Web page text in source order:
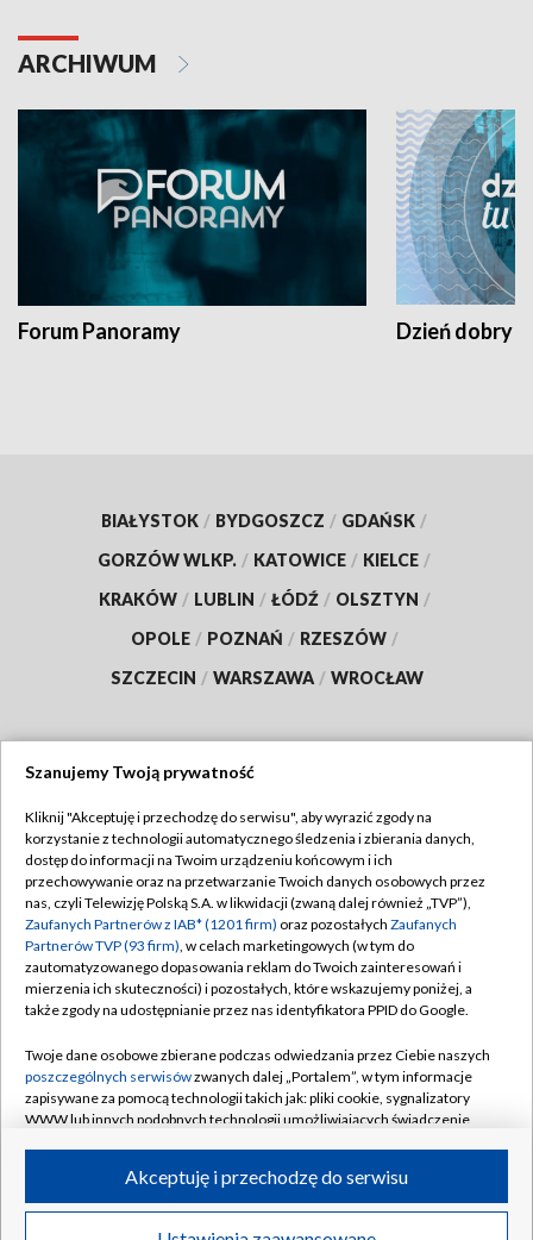
ARCHIWUM
Forum Panoramy Dzień dobry
BIAŁYSTOK / BYDGOSZCZ / GDAŃSK /
GORZÓW WLKP. / KATOWICE / KIELCE /
KRAKÓW / LUBLIN / ŁÓDŹ / OLSZTYN /
OPOLE / POZNAŃ / RZESZÓW /
SZCZECIN / WARSZAWA / WROCŁAW
TVP
Abonament TVP
Emisja w TVP
Centrum informacji TVP
Naziemna Telewizja Cyfrowa
Rada Programowa
System NOS
Informacje o nadawcy
Program dla prasy
Regulamin TVP
Polityka prywatności
Moje zgody
Pomoc
Kontakt
Kanały
©2026 Telewizja Polska S.A. w likwidacji
Szanujemy Twoją prywatność
Kliknij "Akceptuję i przechodzę do serwisu", aby wyrazić zgody na
korzystanie z technologii automatycznego śledzenia i zbierania danych,
dostęp do informacji na Twoim urządzeniu końcowym i ich
przechowywanie oraz na przetwarzanie Twoich danych osobowych przez
nas, czyli Telewizję Polską S.A. w likwidacji (zwaną dalej również „TVP”),
Zaufanych Partnerów z IAB* (1201 firm) oraz pozostałych Zaufanych
Partnerów TVP (93 firm), w celach marketingowych (w tym do
zautomatyzowanego dopasowania reklam do Twoich zainteresowań i
mierzenia ich skuteczności) i pozostałych, które wskazujemy poniżej, a
także zgody na udostępnianie przez nas identyfikatora PPID do Google.
Twoje dane osobowe zbierane podczas odwiedzania przez Ciebie naszych
poszczególnych serwisówzwanych dalej „Portalem”, w tym informacje
zapisywane za pomocą technologii takich jak: pliki cookie, sygnalizatory
WWW lub innych podobnych technologii umożliwiających świadczenie
ruchu w Internecie.
Twoje dane osobowe zbierane podczas odwiedzania przez Ciebie
Akceptuję i przechodzę do serwisu